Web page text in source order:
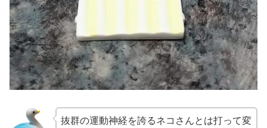
抜群の運動神経を誇るネコさんとは打って変